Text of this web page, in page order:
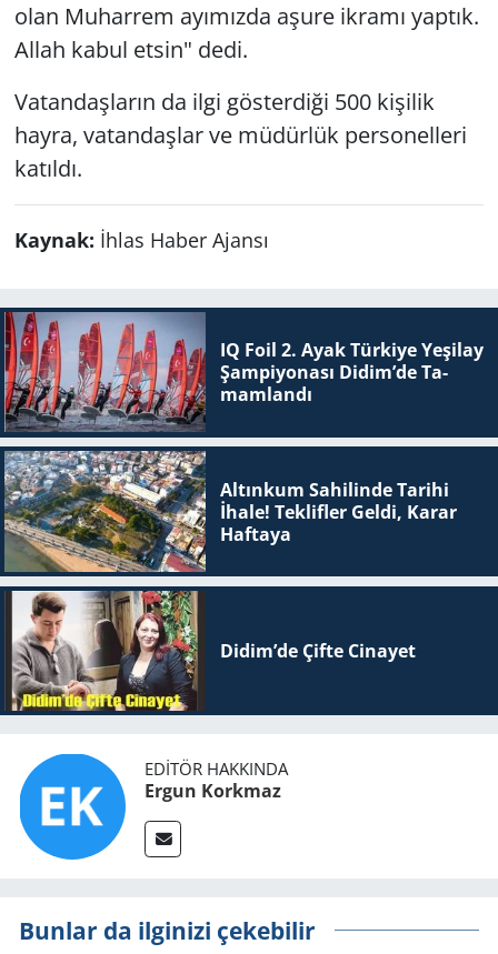
olan Muharrem ayımızda aşure ikramı yaptık.
Allah kabul etsin" dedi.
Vatandaşların da ilgi gösterdiği 500 kişilik
hayra, vatandaşlar ve müdürlük personelleri
katıldı.
Kaynak: İhlas Haber Ajansı
IQ Foil 2. Ayak Tür­ki­ye Ye­şi­lay
Şam­pi­yo­na­sı Didim’de Ta­
mam­lan­dı
Altınkum Sahilinde Tarihi
İhale! Teklifler Geldi, Karar
Haftaya
Didim’de Çifte Ci­na­yet
EDITÖR HAKKINDA
Ergun Korkmaz
Bunlar da ilginizi çekebilir